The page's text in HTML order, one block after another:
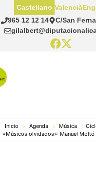
965 12 12 14
C/San
Castellano Valencià
Inicio Agenda Música
«Músicos olvidados»: Manuel Moltó